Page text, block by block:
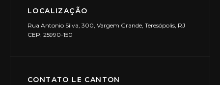
LOCALIZAÇÃO
Rua Antonio Silva, 300, Vargem Grande, Teresópolis, RJ
CEP: 25990-150
CONTATO LE CANTON